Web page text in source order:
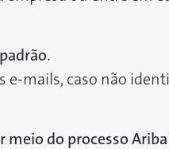
e-mails, caso não
meio do processo